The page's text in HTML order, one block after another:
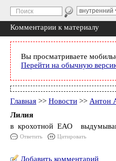
Комментарии к материалу
Вы просматриваете
Перейти на обычную
Главная >> Новости >> Антон
Лилия
в крохотной ЕАО
Ответить Цитировать
Добавить комментарий